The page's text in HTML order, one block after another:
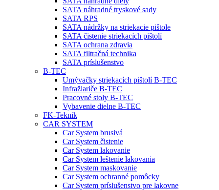
SATA náhradné tryskové sady
SATA RPS
SATA nádržky na striekacie pištole
SATA čistenie striekacích pištolí
SATA ochrana zdravia
SATA filtračná technika
SATA príslušenstvo
B-TEC
Umývačky striekacích pištolí B-TEC
Infražiariče B-TEC
Pracovné stoly B-TEC
Vybavenie dielne B-TEC
FK-Teknik
CAR SYSTEM
Car System brusivá
Car System čistenie
Car System lakovanie
Car System leštenie lakovania
Car System maskovanie
Car System ochranné pomôcky
Car System príslušenstvo pre lakovne